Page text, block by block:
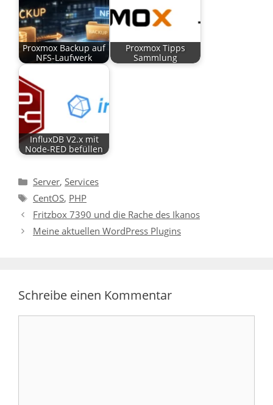
Proxmox Backup auf
NFS-Laufwerk
Proxmox Tipps
Sammlung
InfluxDB V2.x mit
Node-RED befüllen
Kategorien
Server, Services
Schlagwörter
CentOS, PHP
Fritzbox 7390 und die Rache des Ikanos
Meine aktuellen WordPress Plugins
Schreibe einen Kommentar